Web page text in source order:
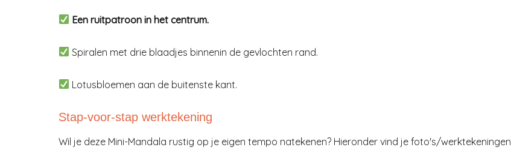
Een ruitpatroon in het centrum.
Spiralen met drie blaadjes binnenin de gevlochten rand.
Lotusbloemen aan de buitenste kant.
Stap-voor-stap werktekening
Wil je deze Mini-Mandala rustig op je eigen tempo natekenen? Hieronder vind je foto's/werktekeningen